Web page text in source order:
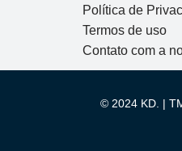
Política de
Termos de uso
Contato com a
© 2024 KD. |